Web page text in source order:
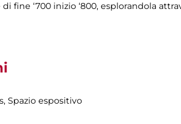
fine ‘700 inizio ‘800, esplorandola
, Spazio espositivo